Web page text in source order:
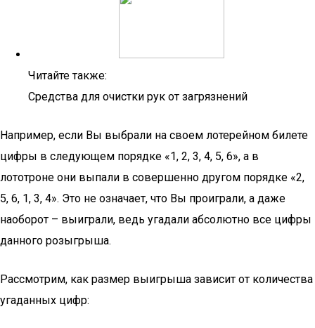
Читайте также:
Средства для очистки рук от загрязнений
Например, если Вы выбрали на своем лотерейном билете
цифры в следующем порядке «1, 2, 3, 4, 5, 6», а в
лототроне они выпали в совершенно другом порядке «2,
5, 6, 1, 3, 4». Это не означает, что Вы проиграли, а даже
наоборот – выиграли, ведь угадали абсолютно все цифры
данного розыгрыша.
Рассмотрим, как размер выигрыша зависит от количества
угаданных цифр: